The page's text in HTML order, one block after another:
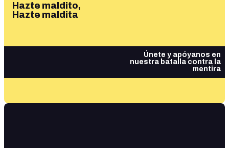
Hazte maldito,
Hazte maldita
Únete y apóyanos en
nuestra batalla contra la
mentira